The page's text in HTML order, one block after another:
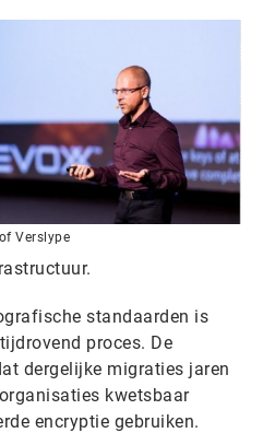
Verslype
standaarden is
proces. De
dergelijke migraties jaren
kwetsbaar
encryptie gebruiken.